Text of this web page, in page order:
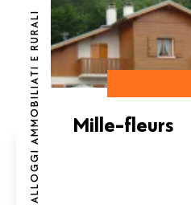
ALLOGGI AMMOBILIATI E RURALI Mille-fleurs